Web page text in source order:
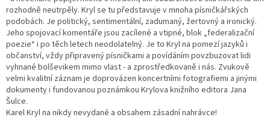
rozhodně neutrpěly. Kryl se tu představuje v mnoha písničkářských
podobách. Je politický, sentimentální, zadumaný, žertovný a ironický.
Jeho spojovací komentáře jsou zacílené a vtipné, blok „federalizační
poezie“ i po těch letech neodolatelný. Je to Kryl na pomezí jazyků i
občanství, vždy připravený písničkami a povídáním povzbuzovat lidi
vyhnané bolševikem mimo vlast - a zprostředkovaně i nás. Zvukově
velmi kvalitní záznam je doprovázen koncertními fotografiemi a jinými
dokumenty i fundovanou poznámkou Krylova knižního editora Jana
Šulce.
Karel Kryl na nikdy nevydané a obsahem zásadní nahrávce!